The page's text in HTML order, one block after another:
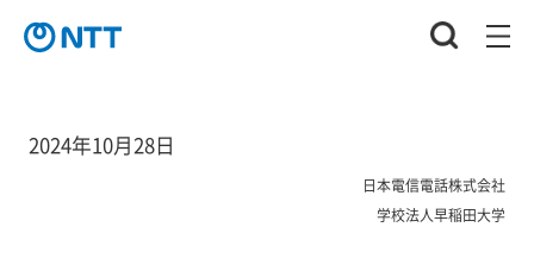
2024年10月28日
日本電信電話株式会社
学校法人早稲田大学